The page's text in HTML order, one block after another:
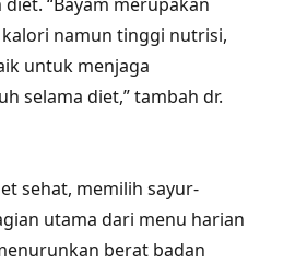
namun tinggi nutrisi,
untuk menjaga
selama diet,” tambah dr.
sehat, memilih sayur-
utama dari menu harian
berat badan